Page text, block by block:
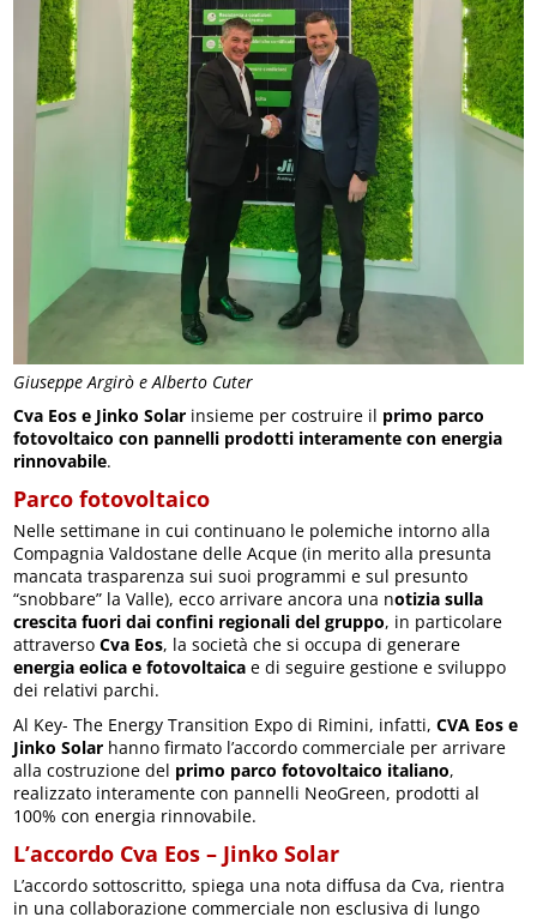
Giuseppe Argirò e Alberto Cuter
Cva Eos e Jinko Solar insieme per costruire il primo parco
fotovoltaico con pannelli prodotti interamente con energia
rinnovabile.
Parco fotovoltaico
Nelle settimane in cui continuano le polemiche intorno alla
Compagnia Valdostane delle Acque (in merito alla presunta
mancata trasparenza sui suoi programmi e sul presunto
“snobbare” la Valle), ecco arrivare ancora una notizia sulla
crescita fuori dai confini regionali del gruppo, in particolare
attraversoCva Eos, la società che si occupa di generare
energia eolica e fotovoltaica e di seguire gestione e sviluppo
dei relativi parchi.
Al Key- The Energy Transition Expo di Rimini, infatti,CVA Eos e
Jinko Solar hanno firmato l’accordo commerciale per arrivare
alla costruzione del primo parco fotovoltaico italiano,
realizzato interamente con pannelli NeoGreen, prodotti al
100% con energia rinnovabile.
L’accordo Cva Eos – Jinko Solar
L’accordo sottoscritto, spiega una nota diffusa da Cva, rientra
in una collaborazione commerciale non esclusiva di lungo